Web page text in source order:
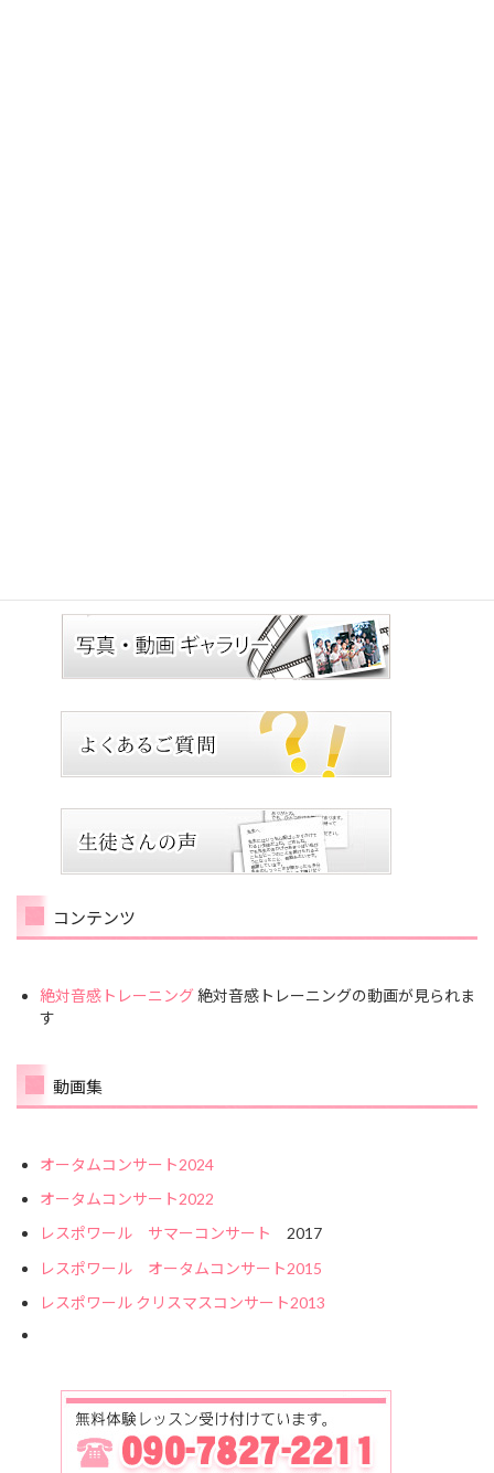
コンテンツ
絶対音感トレーニング 絶対音感トレーニングの動画が見られま
す
動画集
オータムコンサート2024
オータムコンサート2022
レスポワール サマーコンサート 2017
レスポワール オータムコンサート2015
レスポワール クリスマスコンサート2013